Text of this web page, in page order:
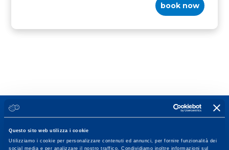
Questo sito web utilizza i cookie
Utilizziamo i cookie per personalizzare contenuti ed annunci, per fornire funzionalità dei
social media e per analizzare il nostro traffico. Condividiamo inoltre informazioni sul
book now